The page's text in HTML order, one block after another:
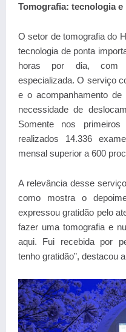
Tomografia: tecnologia e
O setor de tomografia do
tecnologia de ponta
horas por dia, com
especializada. O serviço
e o acompanhamento
necessidade de
Somente nos
realizados 14.336
mensal superior a 600
A relevância desse
como mostra o
expressou gratidão pelo
fazer uma tomografia e
aqui. Fui recebida por
tenho gratidão”, destacou